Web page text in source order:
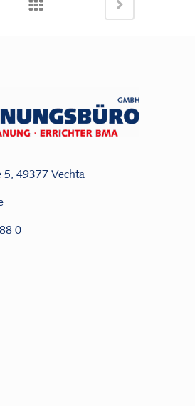
5, 49377 Vechta
0